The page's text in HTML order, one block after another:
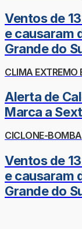
Ventos de
e causaram
Grande do
CLIMA EXTREMO
Alerta de
Marca a
CICLONE-BOMBA
Ventos de
e causaram
Grande do